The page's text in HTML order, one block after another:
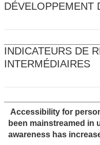
DÉVELOPPEMENT
INDICATEURS DE
INTERMÉDIAIRES
Accessibility for
been mainstreamed in
awareness has